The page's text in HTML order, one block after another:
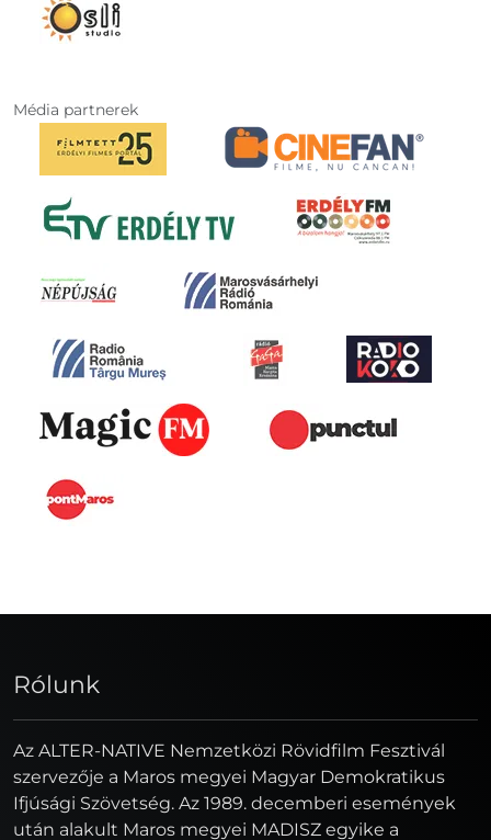
Média partnerek
Rólunk
Az ALTER-NATIVE Nemzetközi Rövidfilm Fesztivál
szervezője a Maros megyei Magyar Demokratikus
Ifjúsági Szövetség. Az 1989. decemberi események
után alakult Maros megyei MADISZ egyike a